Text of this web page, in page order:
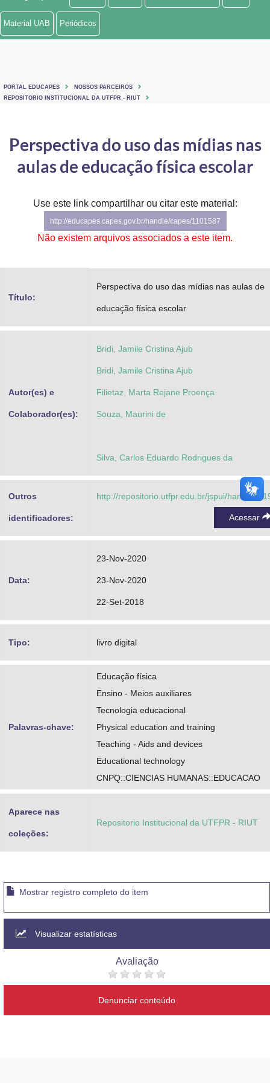
Ministério de Minas e Energia
Ministério do Turismo
Controladoria-Geral da União
Ministério da Mulher, da Família e dos Direitos Humanos
Secretaria-Geral
Material UAB Periódicos
PORTAL EDUCAPES
NOSSOS PARCEIROS
REPOSITORIO INSTITUCIONAL DA UTFPR - RIUT
Perspectiva do uso das mídias nas
aulas de educação física escolar
Use este link compartilhar ou citar este material:
http://educapes.capes.gov.br/handle/capes/1101587
Não existem arquivos associados a este item.
Título:
Perspectiva do uso das mídias nas aulas de
educação física escolar
Autor(es) e
Colaborador(es):
Bridi, Jamile Cristina Ajub
Bridi, Jamile Cristina Ajub
Filietaz, Marta Rejane Proença
Souza, Maurini de
Silva, Carlos Eduardo Rodrigues da
Outros
identificadores:
http://repositorio.utfpr.edu.br/jspui/handle/1/
Acessar
Data:
23-Nov-2020
23-Nov-2020
22-Set-2018
Tipo: livro digital
Palavras-chave:
Educação física
Ensino - Meios auxiliares
Tecnologia educacional
Physical education and training
Teaching - Aids and devices
Educational technology
CNPQ::CIENCIAS HUMANAS::EDUCACAO
Aparece nas
coleções:
Repositorio Institucional da UTFPR - RIUT
Mostrar registro completo do item
Visualizar estatísticas
Avaliação
Denunciar conteúdo